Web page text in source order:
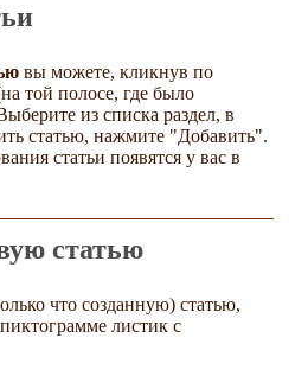
вы можете, кликнув по
той полосе, где было
из списка раздел, в
статью, нажмите "Добавить".
статьи появятся у вас в
статью
что созданную) статью,
листик с